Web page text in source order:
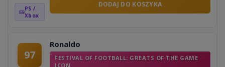
PS /
Xbox
DODAJ DO KOSZYKA
97
Ronaldo
FESTIVAL OF FOOTBALL: GREATS OF THE GAME
ICON